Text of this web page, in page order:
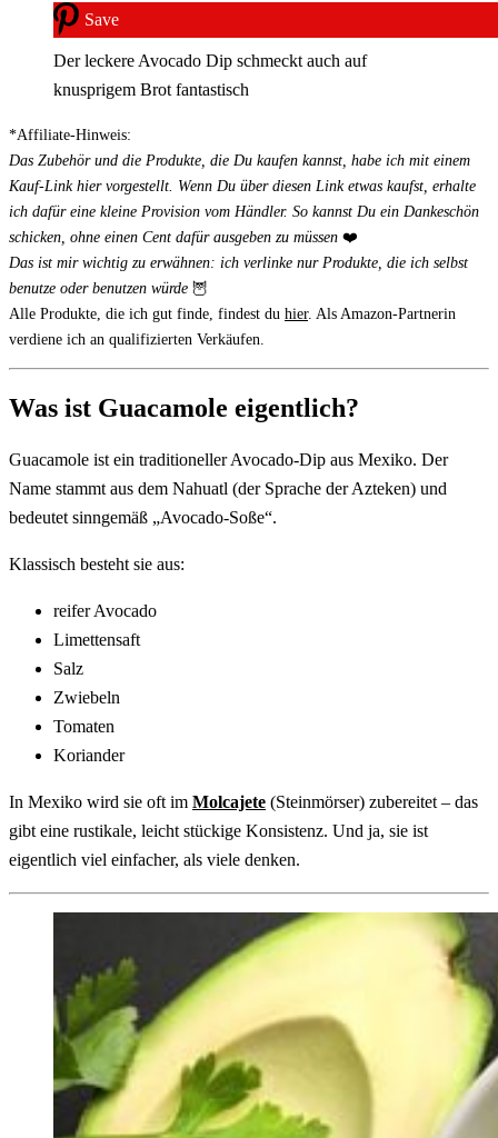
Save
Der leckere Avocado Dip schmeckt auch auf
knusprigem Brot fantastisch
*Affiliate-Hinweis:
Das Zubehör und die Produkte, die Du kaufen kannst, habe ich mit einem
Kauf-Link hier vorgestellt. Wenn Du über diesen Link etwas kaufst, erhalte
ich dafür eine kleine Provision vom Händler. So kannst Du ein Dankeschön
schicken, ohne einen Cent dafür ausgeben zu müssen ❤️
Das ist mir wichtig zu erwähnen: ich verlinke nur Produkte, die ich selbst
benutze oder benutzen würde 🦉
Alle Produkte, die ich gut finde, findest du hier. Als Amazon-Partnerin
verdiene ich an qualifizierten Verkäufen.
Was ist Guacamole eigentlich?
Guacamole ist ein traditioneller Avocado-Dip aus Mexiko. Der
Name stammt aus dem Nahuatl (der Sprache der Azteken) und
bedeutet sinngemäß „Avocado-Soße“.
Klassisch besteht sie aus:
reifer Avocado
Limettensaft
Salz
Zwiebeln
Tomaten
Koriander
In Mexiko wird sie oft im Molcajete (Steinmörser) zubereitet – das
gibt eine rustikale, leicht stückige Konsistenz. Und ja, sie ist
eigentlich viel einfacher, als viele denken.